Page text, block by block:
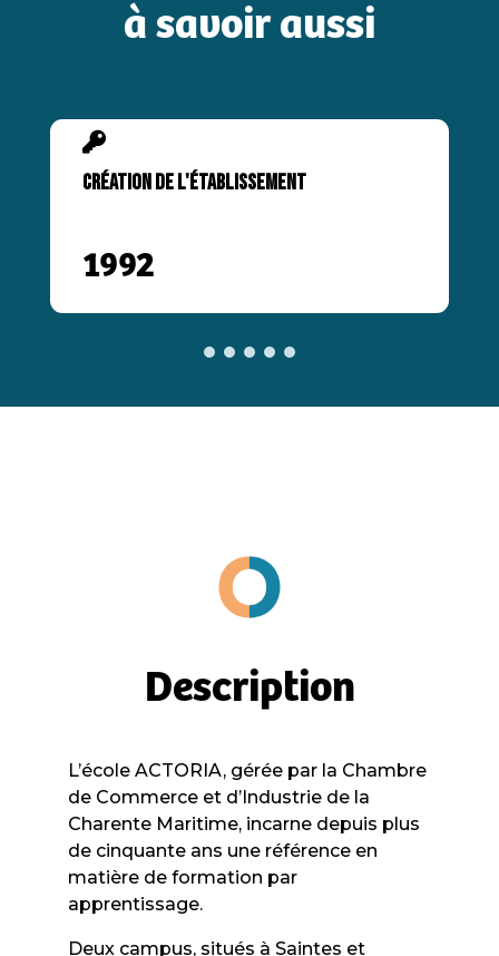
à savoir aussi

CRÉATION DE L'ÉTABLISSEMENT
1992
Description
L’école ACTORIA, gérée par la Chambre
de Commerce et d’Industrie de la
Charente Maritime, incarne depuis plus
de cinquante ans une référence en
matière de formation par
apprentissage.
Deux campus, situés à Saintes et